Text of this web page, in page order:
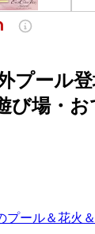
プール
び場・
ール＆花火